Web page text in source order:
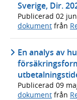
Sverige, Dir.
Publicerad 02
dokument från
En analys av
Publicerad 09
dokument från